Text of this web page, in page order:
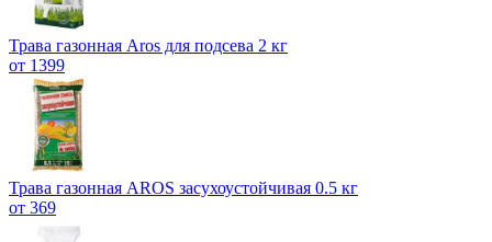
Трава газонная Aros для подсева 2 кг
от 1399
Трава газонная AROS засухоустойчивая 0.5 кг
от 369